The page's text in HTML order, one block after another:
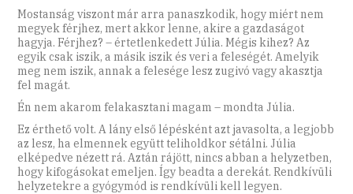
Mostanság viszont már arra panaszkodik, hogy miért nem
megyek férjhez, mert akkor lenne, akire a gazdaságot
hagyja. Férjhez? – értetlenkedett Júlia. Mégis kihez? Az
egyik csak iszik, a másik iszik és veri a feleségét. Amelyik
meg nem iszik, annak a felesége lesz zugivó vagy akasztja
fel magát.
Én nem akarom felakasztani magam – mondta Júlia.
Ez érthető volt. A lány első lépésként azt javasolta, a legjobb
az lesz, ha elmennek együtt teliholdkor sétálni. Júlia
elképedve nézett rá. Aztán rájött, nincs abban a helyzetben,
hogy kifogásokat emeljen. Így beadta a derekát. Rendkívüli
helyzetekre a gyógymód is rendkívüli kell legyen.